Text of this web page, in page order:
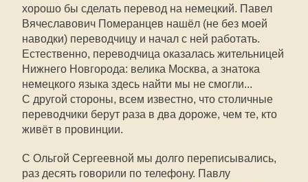
хорошо бы сделать перевод на немецкий. Павел
Вячеславович Померанцев нашёл (не без моей
наводки) переводчицу и начал с ней работать.
Естественно, переводчица оказалась жительницей
Нижнего Новгорода: велика Москва, а знатока
немецкого языка здесь найти мы не смогли...
С другой стороны, всем известно, что столичные
переводчики берут раза в два дороже, чем те, кто
живёт в провинции.
С Ольгой Сергеевной мы долго переписывались,
раз десять говорили по телефону. Павлу